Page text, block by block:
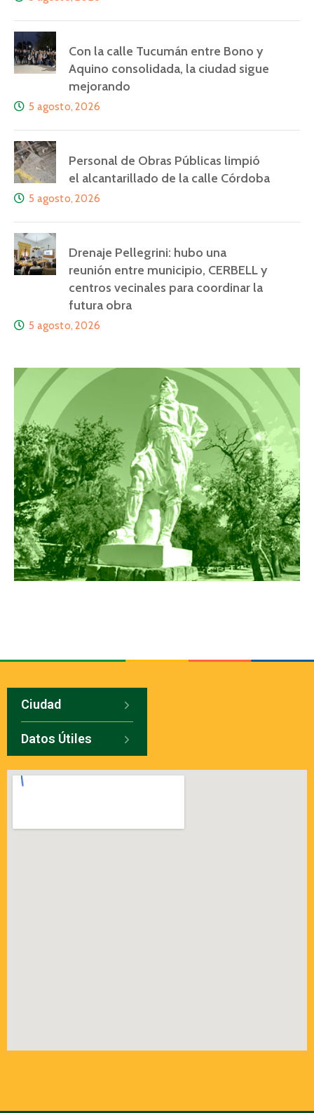
Con la calle Tucumán entre Bono y
Aquino consolidada, la ciudad sigue
mejorando
5 agosto, 2026
Personal de Obras Públicas limpió
el alcantarillado de la calle Córdoba
5 agosto, 2026
Drenaje Pellegrini: hubo una
reunión entre municipio, CERBELL y
centros vecinales para coordinar la
futura obra
5 agosto, 2026
Ciudad
Datos Útiles